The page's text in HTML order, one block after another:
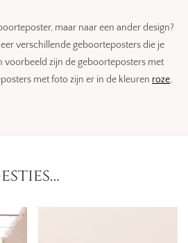
maar naar een ander design?
verschillende geboorteposters die je
voorbeeld zijn de geboorteposters met
met foto zijn er in de kleuren roze,